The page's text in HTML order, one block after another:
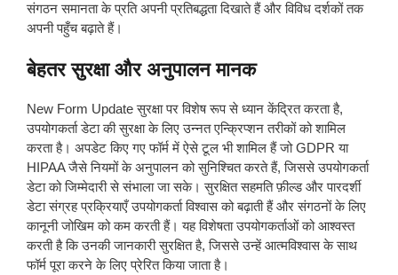
संगठन समानता के प्रति अपनी प्रतिबद्धता दिखाते हैं और विविध दर्शकों तक
अपनी पहुँच बढ़ाते हैं।
बेहतर सुरक्षा और अनुपालन मानक
New Form Update सुरक्षा पर विशेष रूप से ध्यान केंद्रित करता है,
उपयोगकर्ता डेटा की सुरक्षा के लिए उन्नत एन्क्रिप्शन तरीकों को शामिल
करता है। अपडेट किए गए फॉर्म में ऐसे टूल भी शामिल हैं जो GDPR या
HIPAA जैसे नियमों के अनुपालन को सुनिश्चित करते हैं, जिससे उपयोगकर्ता
डेटा को जिम्मेदारी से संभाला जा सके। सुरक्षित सहमति फ़ील्ड और पारदर्शी
डेटा संग्रह प्रक्रियाएँ उपयोगकर्ता विश्वास को बढ़ाती हैं और संगठनों के लिए
कानूनी जोखिम को कम करती हैं। यह विशेषता उपयोगकर्ताओं को आश्वस्त
करती है कि उनकी जानकारी सुरक्षित है, जिससे उन्हें आत्मविश्वास के साथ
फॉर्म पूरा करने के लिए प्रेरित किया जाता है।